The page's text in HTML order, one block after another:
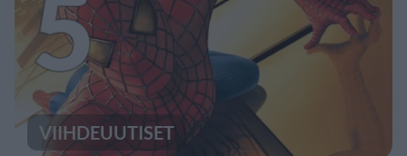
5
VIIHDEUUTISET